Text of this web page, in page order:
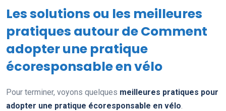
Les solutions ou les meilleures
pratiques autour de Comment
adopter une pratique
écoresponsable en vélo
Pour terminer, voyons quelques meilleures pratiques pour
adopter une pratique écoresponsable en vélo.